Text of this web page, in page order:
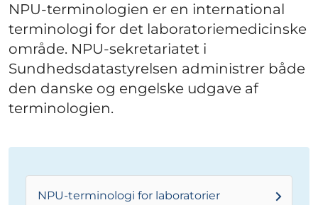
NPU-terminologien er en international
terminologi for det laboratoriemedicinske
område. NPU-sekretariatet i
Sundhedsdatastyrelsen administrer både
den danske og engelske udgave af
terminologien.
NPU-terminologi for laboratorier